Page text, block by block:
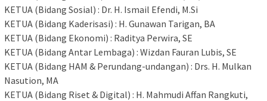
KETUA (Bidang Sosial) : Dr. H. Ismail Efendi, M.Si
KETUA (Bidang Kaderisasi) : H. Gunawan Tarigan, BA
KETUA (Bidang Ekonomi) : Raditya Perwira, SE
KETUA (Bidang Antar Lembaga) : Wizdan Fauran Lubis, SE
KETUA (Bidang HAM & Perundang-undangan) : Drs. H. Mulkan
Nasution, MA
KETUA (Bidang Riset & Digital) : H. Mahmudi Affan Rangkuti,